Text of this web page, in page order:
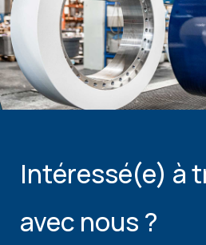
Intéressé(e) à
avec nous ?